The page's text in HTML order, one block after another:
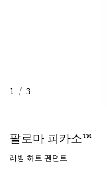
1 / 3
팔로마 피카소™
러빙 하트 펜던트